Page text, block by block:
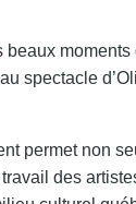
beaux moments
spectacle
permet non
des